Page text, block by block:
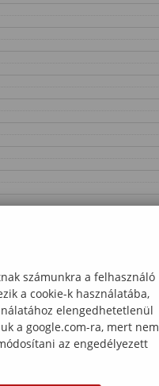
számunkra a felhasználó
a cookie-k használatába,
elengedhetetlenül
a google.com-ra, mert nem
az engedélyezett